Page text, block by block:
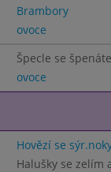
Brambory
ovoce
Špecle se
ovoce
Hovězí se
Halušky se zelím